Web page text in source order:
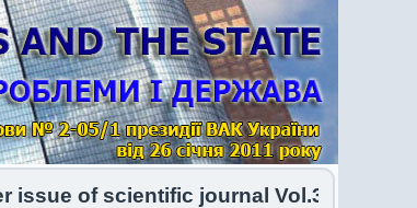
of scientific journal Vol.34 No.1